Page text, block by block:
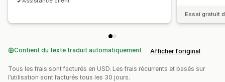
Image de marque personnalisée
Paiements par carte-cadeau Devises multiples
Essai gratuit
Contient du texte traduit automatiquement Afficher l’original
Tous les frais sont facturés en USD. Les frais récurrents et basés sur
l’utilisation sont facturés tous les 30 jours.